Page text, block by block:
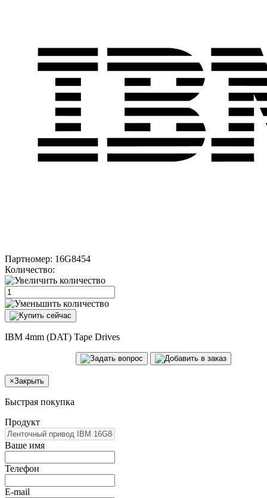
Партномер: 16G8454
Количество:
IBM 4mm (DAT) Tape Drives
×Закрыть
Быстрая покупка
Продукт
Ваше имя
Телефон
E-mail